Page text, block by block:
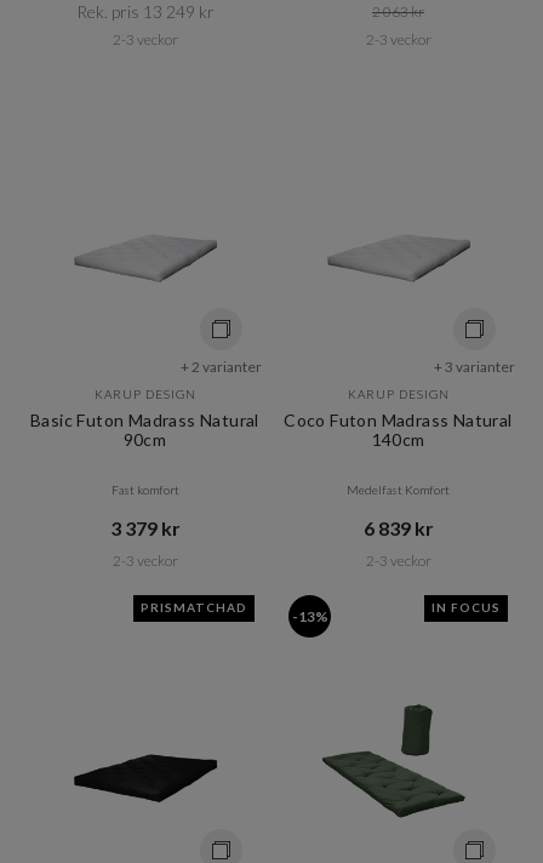
Rek. pris 13 249 kr​​
2-3 veckor
2 063 kr​​
2-3 veckor
+ 2 varianter
KARUP DESIGN
Basic Futon Madrass Natural
90cm
Fast komfort
3 379 kr​​
2-3 veckor
+ 3 varianter
KARUP DESIGN
Coco Futon Madrass Natural
140cm
Medelfast Komfort
6 839 kr​​
2-3 veckor
PRISMATCHAD -13% IN FOCUS